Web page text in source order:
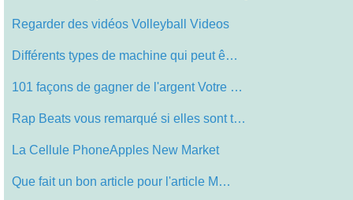
Regarder des vidéos Volleyball Videos
Différents types de machine qui peut ê…
101 façons de gagner de l'argent Votre …
Rap Beats vous remarqué si elles sont t…
La Cellule PhoneApples New Market
Que fait un bon article pour l'article M…